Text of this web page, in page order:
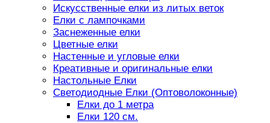
Искусственные елки из литых веток
Елки с лампочками
Заснеженные елки
Цветные елки
Настенные и угловые елки
Креативные и оригинальные елки
Настольные Елки
Светодиодные Елки (Оптоволоконные)
Елки до 1 метра
Елки 120 см.